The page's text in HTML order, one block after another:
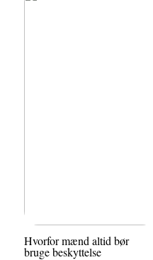
Hvorfor mænd altid bør
bruge beskyttelse